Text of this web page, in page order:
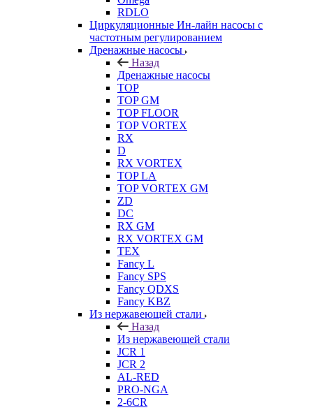
RDLO
Циркуляционные Ин-лайн насосы с
частотным регулированием
Дренажные насосы
Назад
Дренажные насосы
TOP
TOP GM
TOP FLOOR
TOP VORTEX
RX
D
RX VORTEX
TOP LA
TOP VORTEX GM
ZD
DC
RX GM
RX VORTEX GM
TEX
Fancy L
Fancy SPS
Fancy QDXS
Fancy KBZ
Из нержавеющей стали
Назад
Из нержавеющей стали
JCR 1
JCR 2
AL-RED
PRO-NGA
2-6CR